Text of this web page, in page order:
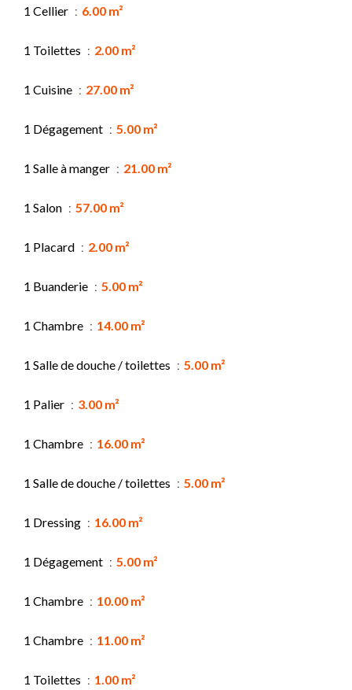
1 Cellier 6.00 m²
1 Toilettes 2.00 m²
1 Cuisine 27.00 m²
1 Dégagement 5.00 m²
1 Salle à manger 21.00 m²
1 Salon 57.00 m²
1 Placard 2.00 m²
1 Buanderie 5.00 m²
1 Chambre 14.00 m²
1 Salle de douche / toilettes 5.00 m²
1 Palier 3.00 m²
1 Chambre 16.00 m²
1 Salle de douche / toilettes 5.00 m²
1 Dressing 16.00 m²
1 Dégagement 5.00 m²
1 Chambre 10.00 m²
1 Chambre 11.00 m²
1 Toilettes 1.00 m²